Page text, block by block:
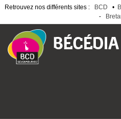
Retrouvez nos différents sites : BCD •
-
au
contenu
principal